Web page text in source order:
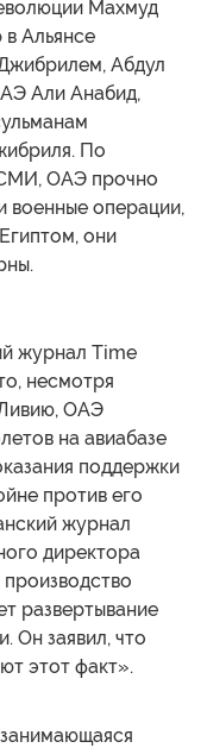
Махмуд
Альянсе
Абдул
Али Анабид,
По
ОАЭ прочно
военные операции,
они
журнал Time
несмотря
ОАЭ
на авиабазе
поддержки
против его
журнал
директора
развертывание
Он заявил, что
этот факт».